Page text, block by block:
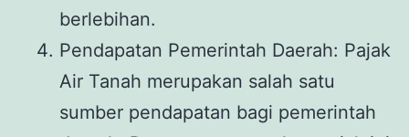
berlebihan.
Pendapatan Pemerintah Daerah: Pajak
Air Tanah merupakan salah satu
sumber pendapatan bagi pemerintah